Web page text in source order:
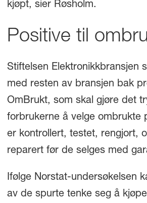
kjøpt, sier Røsholm.
Positive til
Stiftelsen Elektronikkbransjen
med resten av bransjen bak
OmBrukt, som skal gjøre det
forbrukerne å velge ombrukte
er kontrollert, testet, rengjort,
reparert før de selges med
Ifølge Norstat-undersøkelsen
av de spurte tenke seg å